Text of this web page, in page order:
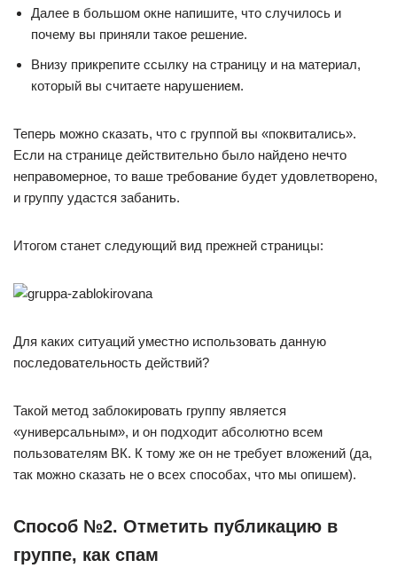
Далее в большом окне напишите, что случилось и
почему вы приняли такое решение.
Внизу прикрепите ссылку на страницу и на материал,
который вы считаете нарушением.
Теперь можно сказать, что с группой вы «поквитались».
Если на странице действительно было найдено нечто
неправомерное, то ваше требование будет удовлетворено,
и группу удастся забанить.
Итогом станет следующий вид прежней страницы:
Для каких ситуаций уместно использовать данную
последовательность действий?
Такой метод заблокировать группу является
«универсальным», и он подходит абсолютно всем
пользователям ВК. К тому же он не требует вложений (да,
так можно сказать не о всех способах, что мы опишем).
Способ №2. Отметить публикацию в
группе, как спам